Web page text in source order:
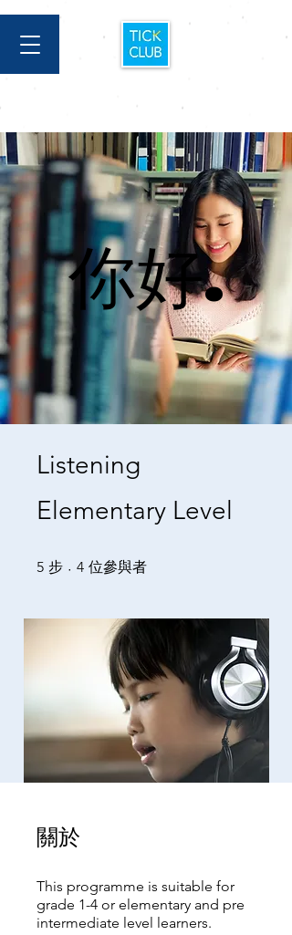
你好.
你好.
Listening
Elementary Level
5 步 5 步4 位參與者
關於
This programme is suitable for
grade 1-4 or elementary and pre
intermediate level learners.